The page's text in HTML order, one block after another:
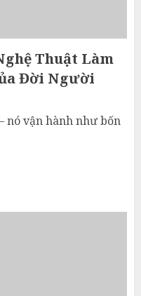
Thuật Làm
Đời Người
nó vận hành như bốn